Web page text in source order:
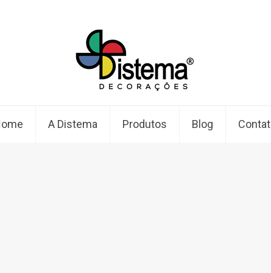
A Distema Produtos Blog